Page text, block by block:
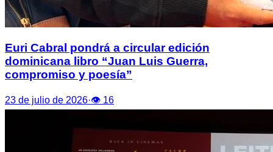
Euri Cabral pondrá a circular edición
dominicana libro “Juan Luis Guerra,
compromiso y poesía”
23 de julio de 2026·👁 16